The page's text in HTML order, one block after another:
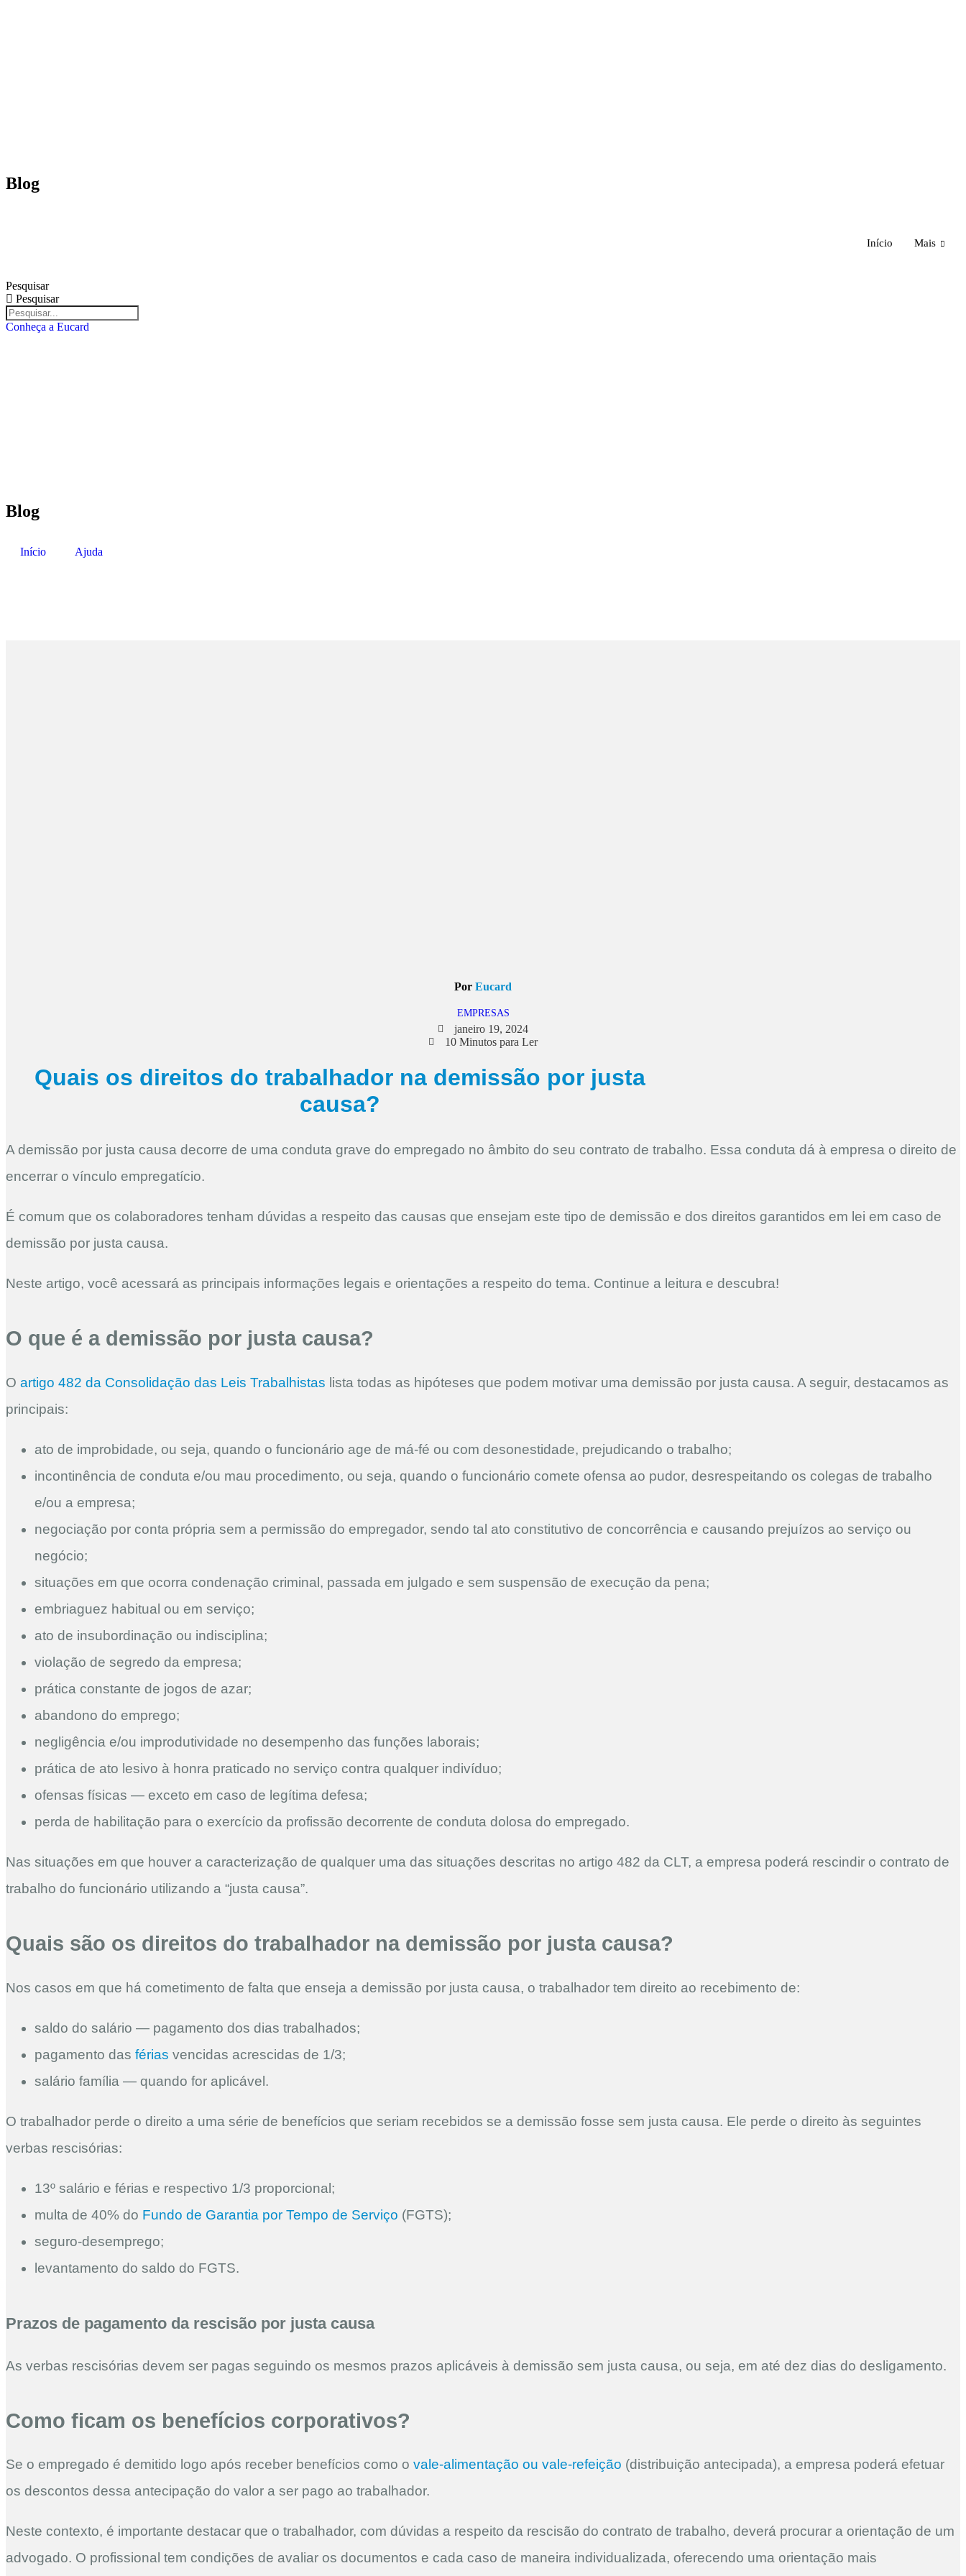
Blog
Início Mais
Pesquisar
Pesquisar
Conheça a Eucard
Blog
Início Ajuda
Por Eucard
EMPRESAS
janeiro 19, 2024
10 Minutos para Ler
Quais os direitos do trabalhador na demissão por justa
causa?
A demissão por justa causa decorre de uma conduta grave do empregado no âmbito do seu contrato de trabalho. Essa conduta dá à empresa o direito de
encerrar o vínculo empregatício.
É comum que os colaboradores tenham dúvidas a respeito das causas que ensejam este tipo de demissão e dos direitos garantidos em lei em caso de
demissão por justa causa.
Neste artigo, você acessará as principais informações legais e orientações a respeito do tema. Continue a leitura e descubra!
O que é a demissão por justa causa?
O artigo 482 da Consolidação das Leis Trabalhistas lista todas as hipóteses que podem motivar uma demissão por justa causa. A seguir, destacamos as
principais:
ato de improbidade, ou seja, quando o funcionário age de má-fé ou com desonestidade, prejudicando o trabalho;
incontinência de conduta e/ou mau procedimento, ou seja, quando o funcionário comete ofensa ao pudor, desrespeitando os colegas de trabalho
e/ou a empresa;
negociação por conta própria sem a permissão do empregador, sendo tal ato constitutivo de concorrência e causando prejuízos ao serviço ou
negócio;
situações em que ocorra condenação criminal, passada em julgado e sem suspensão de execução da pena;
embriaguez habitual ou em serviço;
ato de insubordinação ou indisciplina;
violação de segredo da empresa;
prática constante de jogos de azar;
abandono do emprego;
negligência e/ou improdutividade no desempenho das funções laborais;
prática de ato lesivo à honra praticado no serviço contra qualquer indivíduo;
ofensas físicas — exceto em caso de legítima defesa;
perda de habilitação para o exercício da profissão decorrente de conduta dolosa do empregado.
Nas situações em que houver a caracterização de qualquer uma das situações descritas no artigo 482 da CLT, a empresa poderá rescindir o contrato de
trabalho do funcionário utilizando a “justa causa”.
Quais são os direitos do trabalhador na demissão por justa causa?
Nos casos em que há cometimento de falta que enseja a demissão por justa causa, o trabalhador tem direito ao recebimento de:
saldo do salário — pagamento dos dias trabalhados;
pagamento das férias vencidas acrescidas de 1/3;
salário família — quando for aplicável.
O trabalhador perde o direito a uma série de benefícios que seriam recebidos se a demissão fosse sem justa causa. Ele perde o direito às seguintes
verbas rescisórias:
13º salário e férias e respectivo 1/3 proporcional;
multa de 40% do Fundo de Garantia por Tempo de Serviço (FGTS);
seguro-desemprego;
levantamento do saldo do FGTS.
Prazos de pagamento da rescisão por justa causa
As verbas rescisórias devem ser pagas seguindo os mesmos prazos aplicáveis à demissão sem justa causa, ou seja, em até dez dias do desligamento.
Como ficam os benefícios corporativos?
Se o empregado é demitido logo após receber benefícios como o vale-alimentação ou vale-refeição (distribuição antecipada), a empresa poderá efetuar
os descontos dessa antecipação do valor a ser pago ao trabalhador.
Neste contexto, é importante destacar que o trabalhador, com dúvidas a respeito da rescisão do contrato de trabalho, deverá procurar a orientação de um
advogado. O profissional tem condições de avaliar os documentos e cada caso de maneira individualizada, oferecendo uma orientação mais